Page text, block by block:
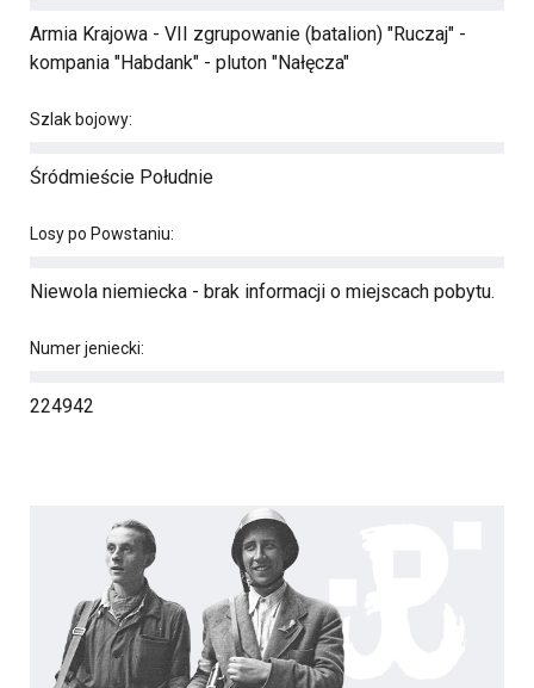
Armia Krajowa - VII zgrupowanie (batalion) "Ruczaj" -
kompania "Habdank" - pluton "Nałęcza"
Szlak bojowy:
Śródmieście Południe
Losy po Powstaniu:
Niewola niemiecka - brak informacji o miejscach pobytu.
Numer jeniecki:
224942